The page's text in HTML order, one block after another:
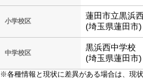
小学校区
蓮田市立黒浜
(埼玉県蓮田市)
中学校区
黒浜西中学校
(埼玉県蓮田市)
※各種情報と現状に差異がある場合は、現状